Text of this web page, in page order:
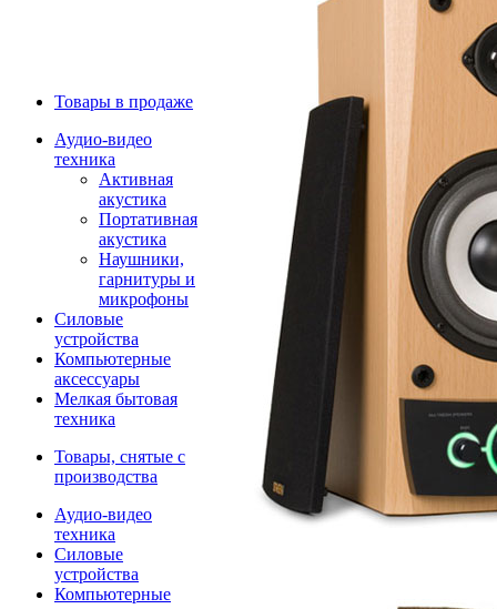
Товары в продаже
Аудио-видео
техника
Активная
акустика
Портативная
акустика
Наушники,
гарнитуры и
микрофоны
Силовые
устройства
Компьютерные
аксессуары
Мелкая бытовая
техника
Товары, снятые с
производства
Аудио-видео
техника
Силовые
устройства
Компьютерные